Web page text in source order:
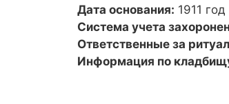
Дата основания: 1911 год
Система учета
Ответственные за
Информация по